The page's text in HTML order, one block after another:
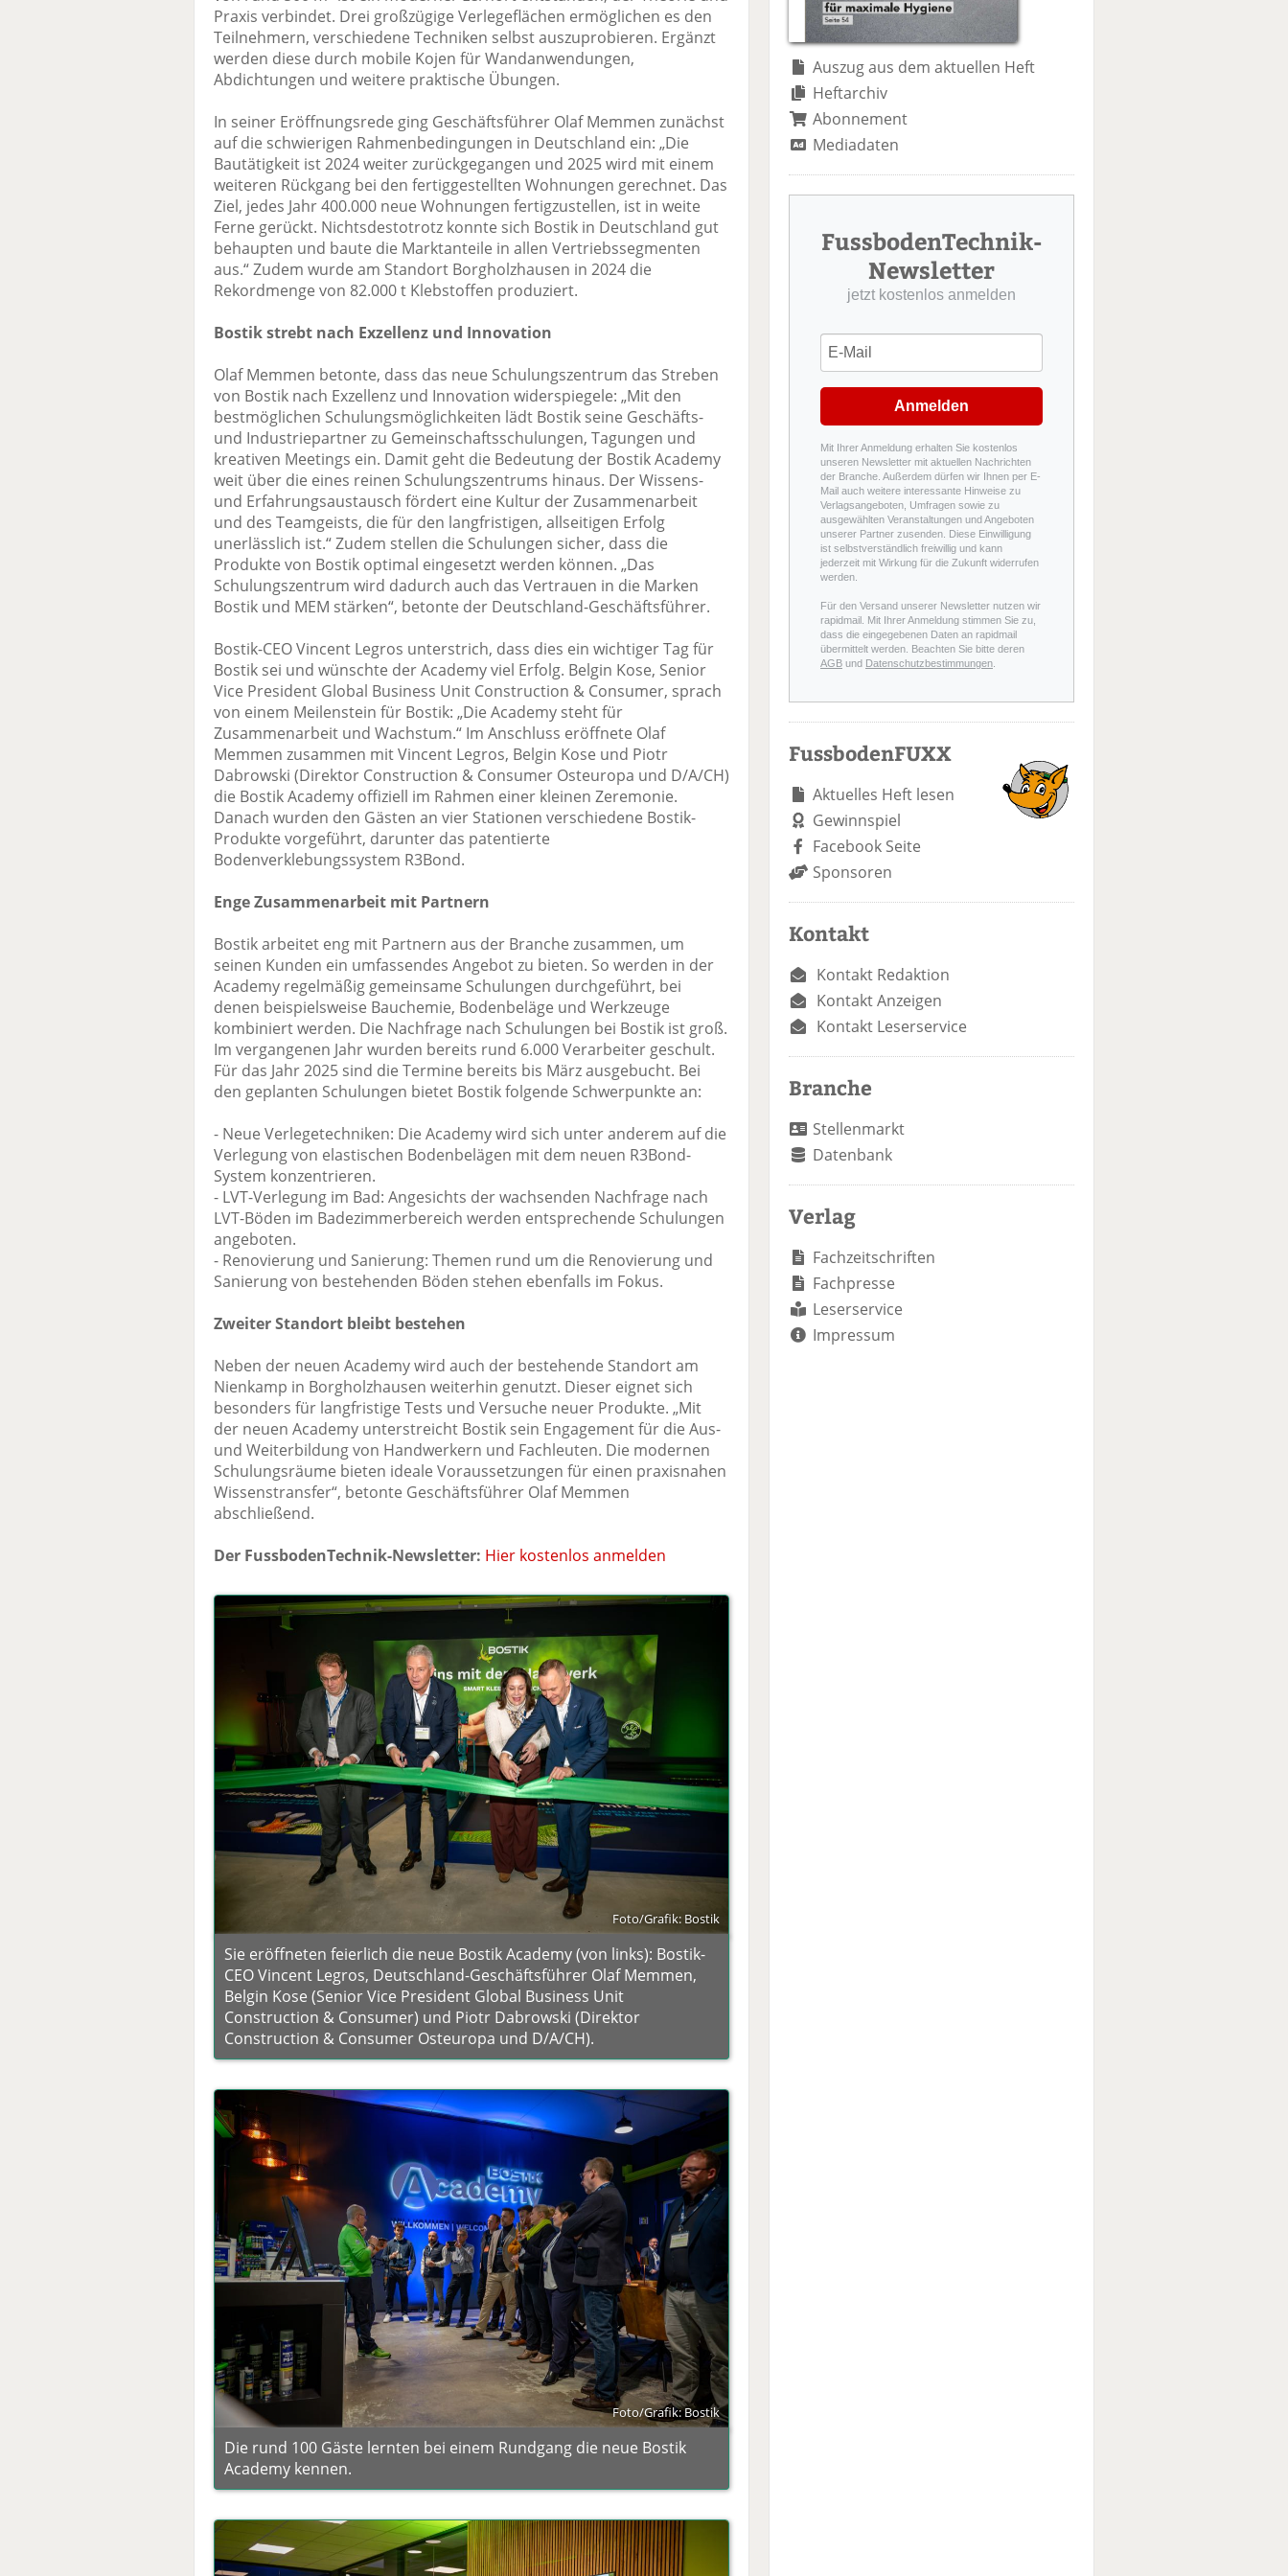
il
e
e
n
d
e
Praxis verbindet. Drei großzügige Verlegeflächen ermöglichen es den
Teilnehmern, verschiedene Techniken selbst auszuprobieren. Ergänzt
werden diese durch mobile Kojen für Wandanwendungen,
Abdichtungen und weitere praktische Übungen.
In seiner Eröffnungsrede ging Geschäftsführer Olaf Memmen zunächst
auf die schwierigen Rahmenbedingungen in Deutschland ein: „Die
Bautätigkeit ist 2024 weiter zurückgegangen und 2025 wird mit einem
weiteren Rückgang bei den fertiggestellten Wohnungen gerechnet. Das
Ziel, jedes Jahr 400.000 neue Wohnungen fertigzustellen, ist in weite
Ferne gerückt. Nichtsdestotrotz konnte sich Bostik in Deutschland gut
behaupten und baute die Marktanteile in allen Vertriebssegmenten
aus.“ Zudem wurde am Standort Borgholzhausen in 2024 die
Rekordmenge von 82.000 t Klebstoffen produziert.
Bostik strebt nach Exzellenz und Innovation
Olaf Memmen betonte, dass das neue Schulungszentrum das Streben
von Bostik nach Exzellenz und Innovation widerspiegele: „Mit den
bestmöglichen Schulungsmöglichkeiten lädt Bostik seine Geschäfts-
und Industriepartner zu Gemeinschaftsschulungen, Tagungen und
kreativen Meetings ein. Damit geht die Bedeutung der Bostik Academy
weit über die eines reinen Schulungszentrums hinaus. Der Wissens-
und Erfahrungsaustausch fördert eine Kultur der Zusammenarbeit
und des Teamgeists, die für den langfristigen, allseitigen Erfolg
unerlässlich ist.“ Zudem stellen die Schulungen sicher, dass die
Produkte von Bostik optimal eingesetzt werden können. „Das
Schulungszentrum wird dadurch auch das Vertrauen in die Marken
Bostik und MEM stärken“, betonte der Deutschland-Geschäftsführer.
Bostik-CEO Vincent Legros unterstrich, dass dies ein wichtiger Tag für
Bostik sei und wünschte der Academy viel Erfolg. Belgin Kose, Senior
Vice President Global Business Unit Construction & Consumer, sprach
von einem Meilenstein für Bostik: „Die Academy steht für
Zusammenarbeit und Wachstum.“ Im Anschluss eröffnete Olaf
Memmen zusammen mit Vincent Legros, Belgin Kose und Piotr
Dabrowski (Direktor Construction & Consumer Osteuropa und D/A/CH)
die Bostik Academy offiziell im Rahmen einer kleinen Zeremonie.
Danach wurden den Gästen an vier Stationen verschiedene Bostik-
Produkte vorgeführt, darunter das patentierte
Bodenverklebungssystem R3Bond.
Enge Zusammenarbeit mit Partnern
Bostik arbeitet eng mit Partnern aus der Branche zusammen, um
seinen Kunden ein umfassendes Angebot zu bieten. So werden in der
Academy regelmäßig gemeinsame Schulungen durchgeführt, bei
denen beispielsweise Bauchemie, Bodenbeläge und Werkzeuge
kombiniert werden. Die Nachfrage nach Schulungen bei Bostik ist groß.
Im vergangenen Jahr wurden bereits rund 6.000 Verarbeiter geschult.
Für das Jahr 2025 sind die Termine bereits bis März ausgebucht. Bei
den geplanten Schulungen bietet Bostik folgende Schwerpunkte an:
- Neue Verlegetechniken: Die Academy wird sich unter anderem auf die
Verlegung von elastischen Bodenbelägen mit dem neuen R3Bond-
System konzentrieren.
- LVT-Verlegung im Bad: Angesichts der wachsenden Nachfrage nach
LVT-Böden im Badezimmerbereich werden entsprechende Schulungen
angeboten.
- Renovierung und Sanierung: Themen rund um die Renovierung und
Sanierung von bestehenden Böden stehen ebenfalls im Fokus.
Zweiter Standort bleibt bestehen
Neben der neuen Academy wird auch der bestehende Standort am
Nienkamp in Borgholzhausen weiterhin genutzt. Dieser eignet sich
besonders für langfristige Tests und Versuche neuer Produkte. „Mit
der neuen Academy unterstreicht Bostik sein Engagement für die Aus-
und Weiterbildung von Handwerkern und Fachleuten. Die modernen
Schulungsräume bieten ideale Voraussetzungen für einen praxisnahen
Wissenstransfer“, betonte Geschäftsführer Olaf Memmen
abschließend.
Der FussbodenTechnik-Newsletter: Hier kostenlos anmelden
Foto/Grafik: Bostik
Sie eröffneten feierlich die neue Bostik Academy (von links): Bostik-
CEO Vincent Legros, Deutschland-Geschäftsführer Olaf Memmen,
Belgin Kose (Senior Vice President Global Business Unit
Construction & Consumer) und Piotr Dabrowski (Direktor
Construction & Consumer Osteuropa und D/A/CH).
Foto/Grafik: Bostik
Die rund 100 Gäste lernten bei einem Rundgang die neue Bostik
Academy kennen.
Auszug aus dem aktuellen Heft
Heftarchiv
Abonnement
Mediadaten
FussbodenTechnik-
Newsletter
jetzt kostenlos anmelden
Anmelden
Mit Ihrer Anmeldung erhalten Sie kostenlos
unseren Newsletter mit aktuellen Nachrichten
der Branche. Außerdem dürfen wir Ihnen per E-
Mail auch weitere interessante Hinweise zu
Verlagsangeboten, Umfragen sowie zu
ausgewählten Veranstaltungen und Angeboten
unserer Partner zusenden. Diese Einwilligung
ist selbstverständlich freiwillig und kann
jederzeit mit Wirkung für die Zukunft widerrufen
werden.
Für den Versand unserer Newsletter nutzen wir
rapidmail. Mit Ihrer Anmeldung stimmen Sie zu,
dass die eingegebenen Daten an rapidmail
übermittelt werden. Beachten Sie bitte deren
AGB und Datenschutzbestimmungen.
FussbodenFUXX
Aktuelles Heft lesen
Gewinnspiel
Facebook Seite
Sponsoren
Kontakt
Kontakt Redaktion
Kontakt Anzeigen
Kontakt Leserservice
Branche
Stellenmarkt
Datenbank
Verlag
Fachzeitschriften
Fachpresse
Leserservice
Impressum